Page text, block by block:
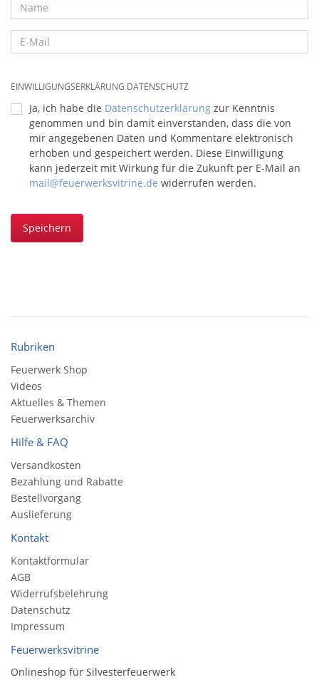
EINWILLIGUNGSERKLÄRUNG DATENSCHUTZ
Ja, ich habe die Datenschutzerklärung zur Kenntnis
genommen und bin damit einverstanden, dass die von
mir angegebenen Daten und Kommentare elektronisch
erhoben und gespeichert werden. Diese Einwilligung
kann jederzeit mit Wirkung für die Zukunft per E-Mail an
mail@feuerwerksvitrine.de widerrufen werden.
Speichern
Rubriken
Feuerwerk Shop
Videos
Aktuelles & Themen
Feuerwerksarchiv
Hilfe & FAQ
Versandkosten
Bezahlung und Rabatte
Bestellvorgang
Auslieferung
Kontakt
Kontaktformular
AGB
Widerrufsbelehrung
Datenschutz
Impressum
Feuerwerksvitrine
Onlineshop für Silvesterfeuerwerk